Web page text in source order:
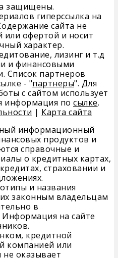
защищены.
гиперссылка на
сайта не
или офертой и носит
характер.
лизинг и т.д
и финансовыми
Список партнеров
- "партнеры". Для
с сайтом использует
информация по сылке.
| Карта сайта
информационный
продуктов и
справочные и
о кредитных картах,
страховании и
и названия
законным владельцам
в
на сайте
кредитной
компанией или
оказывает